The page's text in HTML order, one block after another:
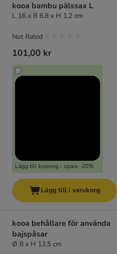
kooa bambu pälssax L
L 16 x B 6,8 x H 1,2 cm
101,00 kr
Lägg till kupong - spara -20%
Not Rated
Lägg till i varukorg
kooa behållare för använda
bajspåsar
Ø 8 x H 13,5 cm